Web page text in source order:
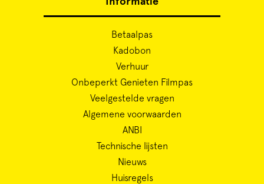
Betaalpas
Kadobon
Verhuur
Onbeperkt Genieten Filmpas
Veelgestelde vragen
Algemene voorwaarden
ANBI
Technische lijsten
Nieuws
Huisregels